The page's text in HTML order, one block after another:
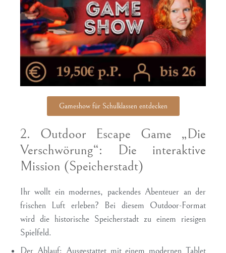
Gameshow für Schulklassen entdecken
2. Outdoor Escape Game „Die
Verschwörung“: Die interaktive
Mission (Speicherstadt)
Ihr wollt ein modernes, packendes Abenteuer an der
frischen Luft erleben? Bei diesem Outdoor-Format
wird die historische Speicherstadt zu einem riesigen
Spielfeld.
Der Ablauf: Ausgestattet mit einem modernen Tablet